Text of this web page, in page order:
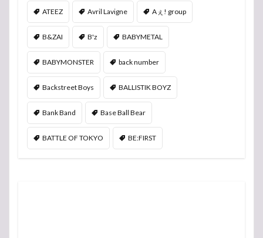
ATEEZ Avril Lavigne Aぇ! group
B&ZAI B'z BABYMETAL
BABYMONSTER back number
Backstreet Boys BALLISTIK BOYZ
Bank Band Base Ball Bear
BATTLE OF TOKYO BE:FIRST